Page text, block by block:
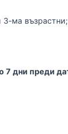
3-ма възрастни;
дни преди